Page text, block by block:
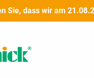
Sie, dass wir am